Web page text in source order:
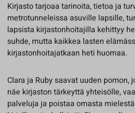
Kirjasto tarjoaa tarinoita, tietoa ja
metrotunneleissa asuville lapsille,
lapsista kirjastonhoitajilla kehittyy
suhde, mutta kaikkea lasten
kirjastonhoitajatkaan heti huomaa.
Clara ja Ruby saavat uuden pomon,
näe kirjaston tärkeyttä yhteisölle,
palveluja ja poistaa omasta